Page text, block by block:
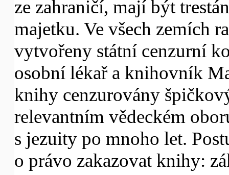
ze zahraničí, mají být
majetku. Ve všech zemích
vytvořeny státní cenzurní
osobní lékař a knihovník
knihy cenzurovány
relevantním vědeckém
s jezuity po mnoho let.
o právo zakazovat knihy: